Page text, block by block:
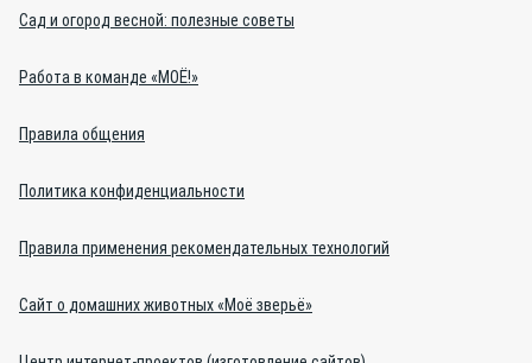
Сад и огород весной: полезные советы
Работа в команде «МОЁ!»
Правила общения
Политика конфиденциальности
Правила применения рекомендательных технологий
Сайт о домашних животных «Моё зверьё»